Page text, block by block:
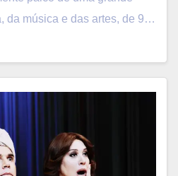
da música e das artes, de 9…